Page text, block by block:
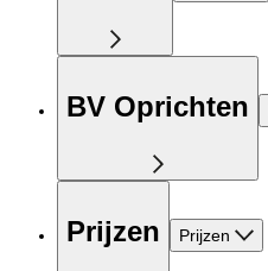
BV Oprichten
Prijzen Prijzen